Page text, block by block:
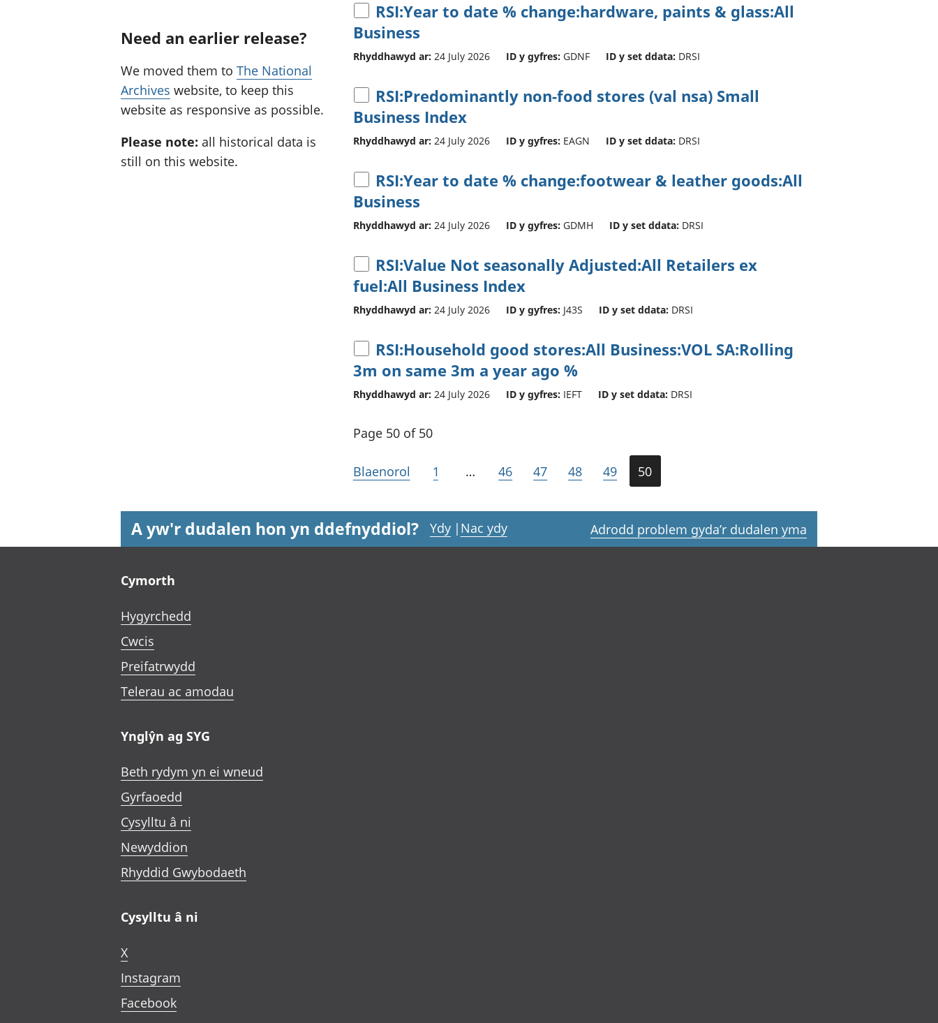
Need an earlier release?
We moved them to The National
Archives website, to keep this
website as responsive as possible.
Please note: all historical data is
still on this website.
RSI:Year to date % change:hardware, paints & glass:All
Business
Rhyddhawyd ar: 24 July 2026 ID y gyfres: GDNF ID y set ddata: DRSI
RSI:Predominantly non-food stores (val nsa) Small
Business Index
Rhyddhawyd ar: 24 July 2026 ID y gyfres: EAGN ID y set ddata: DRSI
RSI:Year to date % change:footwear & leather goods:All
Business
Rhyddhawyd ar: 24 July 2026 ID y gyfres: GDMH ID y set ddata: DRSI
RSI:Value Not seasonally Adjusted:All Retailers ex
fuel:All Business Index
Rhyddhawyd ar: 24 July 2026 ID y gyfres: J43S ID y set ddata: DRSI
RSI:Household good stores:All Business:VOL SA:Rolling
3m on same 3m a year ago %
Rhyddhawyd ar: 24 July 2026 ID y gyfres: IEFT ID y set ddata: DRSI
Page 50 of 50
Blaenorol 1 … 46 47 48 49 50
A yw'r dudalen hon yn ddefnyddiol? Ydy | Nac ydy Adrodd problem gyda’r dudalen yma
Cymorth
Hygyrchedd
Cwcis
Preifatrwydd
Telerau ac amodau
Ynglŷn ag SYG
Beth rydym yn ei wneud
Gyrfaoedd
Cysylltu â ni
Newyddion
Rhyddid Gwybodaeth
Cysylltu â ni
X
Instagram
Facebook